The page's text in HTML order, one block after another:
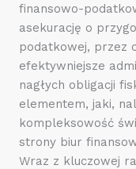
finansowo-
asekurację o
podatkowej, przez
efektywniejsze
nagłych obligacji
elementem, jaki,
kompleksowość
strony biur
Wraz z kluczowej